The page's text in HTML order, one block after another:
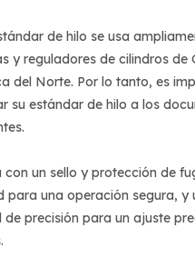
de hilo se usa
y reguladores de cilindros de
del Norte. Por lo tanto, es
su estándar de hilo a los
con un sello y protección de
para una operación segura, y
de precisión para un ajuste